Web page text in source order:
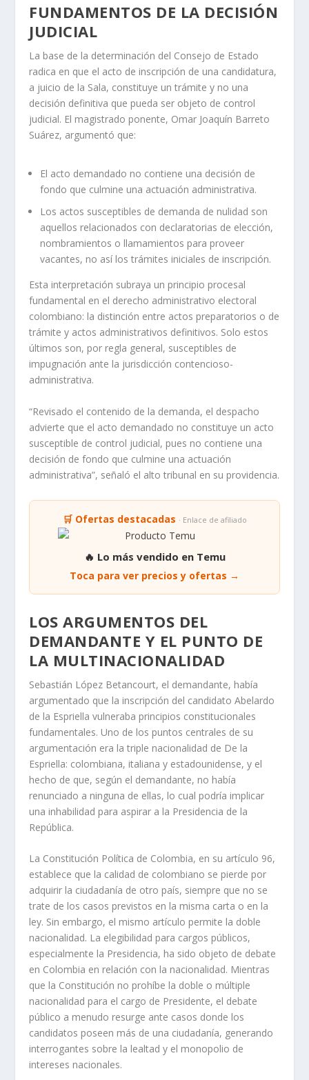
FUNDAMENTOS DE LA DECISIÓN
JUDICIAL
La base de la determinación del Consejo de Estado
radica en que el acto de inscripción de una candidatura,
a juicio de la Sala, constituye un trámite y no una
decisión definitiva que pueda ser objeto de control
judicial. El magistrado ponente, Omar Joaquín Barreto
Suárez, argumentó que:
El acto demandado no contiene una decisión de
fondo que culmine una actuación administrativa.
Los actos susceptibles de demanda de nulidad son
aquellos relacionados con declaratorias de elección,
nombramientos o llamamientos para proveer
vacantes, no así los trámites iniciales de inscripción.
Esta interpretación subraya un principio procesal
fundamental en el derecho administrativo electoral
colombiano: la distinción entre actos preparatorios o de
trámite y actos administrativos definitivos. Solo estos
últimos son, por regla general, susceptibles de
impugnación ante la jurisdicción contencioso-
administrativa.
“Revisado el contenido de la demanda, el despacho
advierte que el acto demandado no constituye un acto
susceptible de control judicial, pues no contiene una
decisión de fondo que culmine una actuación
administrativa”, señaló el alto tribunal en su providencia.
🛒 Ofertas destacadas · Enlace de afiliado
🔥 Lo más vendido en Temu
Toca para ver precios y ofertas →
LOS ARGUMENTOS DEL
DEMANDANTE Y EL PUNTO DE
LA MULTINACIONALIDAD
Sebastián López Betancourt, el demandante, había
argumentado que la inscripción del candidato Abelardo
de la Espriella vulneraba principios constitucionales
fundamentales. Uno de los puntos centrales de su
argumentación era la triple nacionalidad de De la
Espriella: colombiana, italiana y estadounidense, y el
hecho de que, según el demandante, no había
renunciado a ninguna de ellas, lo cual podría implicar
una inhabilidad para aspirar a la Presidencia de la
República.
La Constitución Política de Colombia, en su artículo 96,
establece que la calidad de colombiano se pierde por
adquirir la ciudadanía de otro país, siempre que no se
trate de los casos previstos en la misma carta o en la
ley. Sin embargo, el mismo artículo permite la doble
nacionalidad. La elegibilidad para cargos públicos,
especialmente la Presidencia, ha sido objeto de debate
en Colombia en relación con la nacionalidad. Mientras
que la Constitución no prohíbe la doble o múltiple
nacionalidad para el cargo de Presidente, el debate
público a menudo resurge ante casos donde los
candidatos poseen más de una ciudadanía, generando
interrogantes sobre la lealtad y el monopolio de
intereses nacionales.